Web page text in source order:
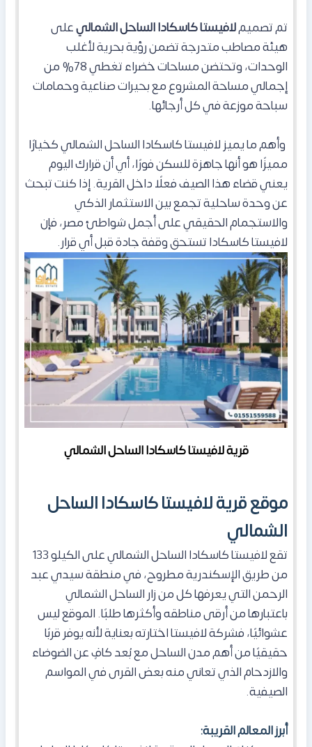
تم تصميملافيستا كاسكادا الساحل الشماليعلى
هيئة مصاطب متدرجة تضمن رؤية بحرية لأغلب
الوحدات، وتحتضن مساحات خضراء تغطي 78% من
إجمالي مساحة المشروع مع بحيرات صناعية وحمامات
سباحة موزعة في كل أرجائها.
وأهم ما يميز لافيستا كاسكادا الساحل الشمالي كخيارًا
مميزًا هو أنها جاهزة للسكن فورًا، أي أن قرارك اليوم
يعني قضاء هذا الصيف فعلًا داخل القرية. إذا كنت تبحث
عن وحدة ساحلية تجمع بين الاستثمار الذكي
والاستجمام الحقيقي على أجمل شواطئ مصر، فإن
لافيستا كاسكادا تستحق وقفة جادة قبل أي قرار.
قرية لافيستا كاسكادا الساحل الشمالي
موقع قرية لافيستا كاسكادا الساحل
الشمالي
تقع لافيستا كاسكادا الساحل الشمالي على الكيلو 133
من طريق الإسكندرية مطروح، في منطقة سيدي عبد
الرحمن التي يعرفها كل من زار الساحل الشمالي
باعتبارها من أرقى مناطقه وأكثرها طلبًا. الموقع ليس
عشوائيًا، فشركة لافيستا اختارته بعناية لأنه يوفر قربًا
حقيقيًا من أهم مدن الساحل مع بُعد كافٍ عن الضوضاء
والازدحام الذي تعاني منه بعض القرى في المواسم
الصيفية.
أبرز المعالم القريبة: